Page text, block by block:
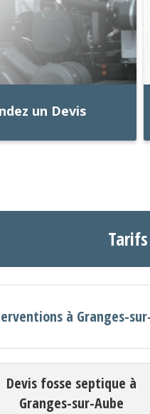
un Devis
à Granges-
Devis fosse septique à
Granges-sur-Aube